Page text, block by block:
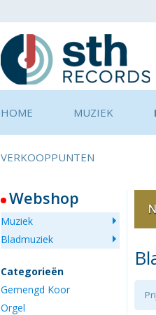
HOME MUZIEK
VERKOOPPUNTEN
Webshop
Muziek
Bladmuziek
Categorieën
Gemengd Koor
Orgel